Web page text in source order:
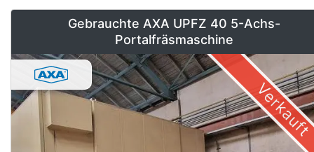
Gebrauchte AXA UPFZ 40 5-Achs-
Portalfräsmaschine
Verkauft